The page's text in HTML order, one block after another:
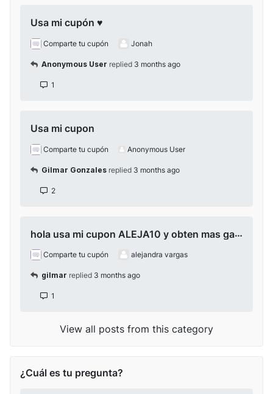
Usa mi cupón ♥
Comparte tu cupón Jonah
Anonymous User replied 3 months ago
1
Usa mi cupon
Comparte tu cupón Anonymous User
Gilmar Gonzales replied 3 months ago
2
hola usa mi cupon ALEJA10 y obten mas ganancias en tu proxima venta de tokens
Comparte tu cupón alejandra vargas
gilmar replied 3 months ago
1
View all posts from this category
¿Cuál es tu pregunta?